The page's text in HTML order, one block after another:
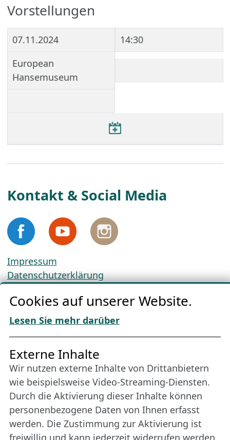
Vorstellungen
07.11.2024
14:30
European
Hansemuseum
Kontakt & Social Media
Impressum
Datenschutzerklärung
AGBs
Download „Nordic Tango“
Freundes­kreis
Bleiben Sie uns das ganze Jahr über verbunden:
Werden Sie Freund der Nordischen Filmtage
Lübeck.
Cookies auf unserer Website.
Lesen Sie mehr darüber
Externe Inhalte
Wir nutzen externe Inhalte von Drittanbietern
wie beispielsweise Video-Streaming-Diensten.
Durch die Aktivierung dieser Inhalte können
personenbezogene Daten von Ihnen erfasst
werden. Die Zustimmung zur Aktivierung ist
freiwillig und kann jederzeit widerrufen werden.